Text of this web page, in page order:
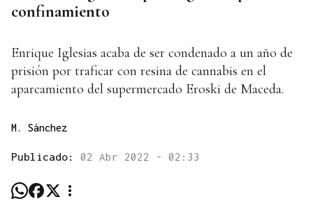
confinamiento
Enrique Iglesias acaba de ser condenado a un año de
prisión por traficar con resina de cannabis en el
aparcamiento del supermercado Eroski de Maceda.
M. Sánchez
Publicado: 02 Abr 2022 - 02:33